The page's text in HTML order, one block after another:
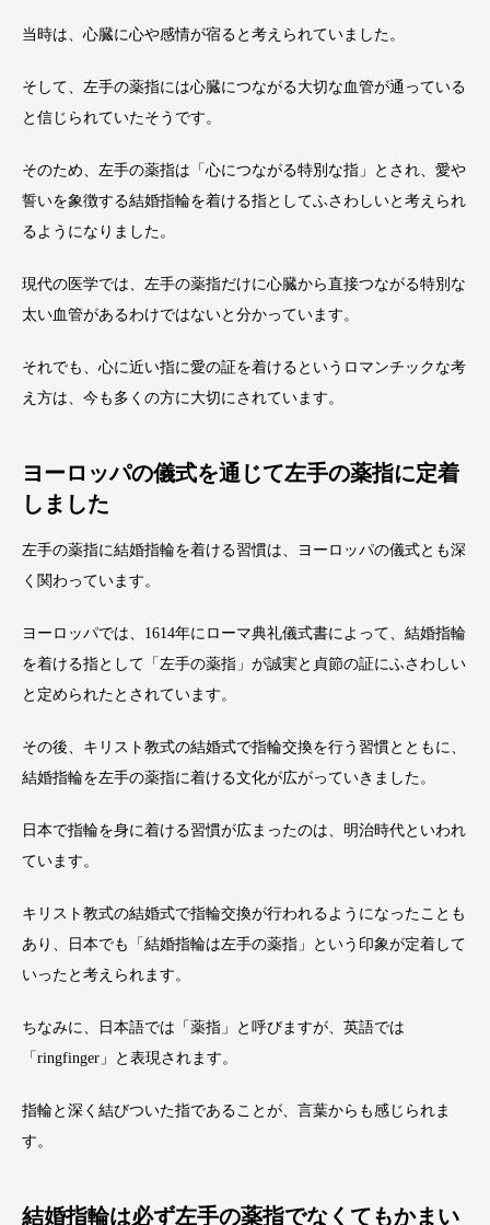
当時は、心臓に心や感情が宿ると考えられていました。
そして、左手の薬指には心臓につながる大切な血管が通っている
と信じられていたそうです。
そのため、左手の薬指は「心につながる特別な指」とされ、愛や
誓いを象徴する結婚指輪を着ける指としてふさわしいと考えられ
るようになりました。
現代の医学では、左手の薬指だけに心臓から直接つながる特別な
太い血管があるわけではないと分かっています。
それでも、心に近い指に愛の証を着けるというロマンチックな考
え方は、今も多くの方に大切にされています。
ヨーロッパの儀式を通じて左手の薬指に定着
しました
左手の薬指に結婚指輪を着ける習慣は、ヨーロッパの儀式とも深
く関わっています。
ヨーロッパでは、1614年にローマ典礼儀式書によって、結婚指輪
を着ける指として「左手の薬指」が誠実と貞節の証にふさわしい
と定められたとされています。
その後、キリスト教式の結婚式で指輪交換を行う習慣とともに、
結婚指輪を左手の薬指に着ける文化が広がっていきました。
日本で指輪を身に着ける習慣が広まったのは、明治時代といわれ
ています。
キリスト教式の結婚式で指輪交換が行われるようになったことも
あり、日本でも「結婚指輪は左手の薬指」という印象が定着して
いったと考えられます。
ちなみに、日本語では「薬指」と呼びますが、英語では
「ringfinger」と表現されます。
指輪と深く結びついた指であることが、言葉からも感じられま
す。
結婚指輪は必ず左手の薬指でなくてもかまい